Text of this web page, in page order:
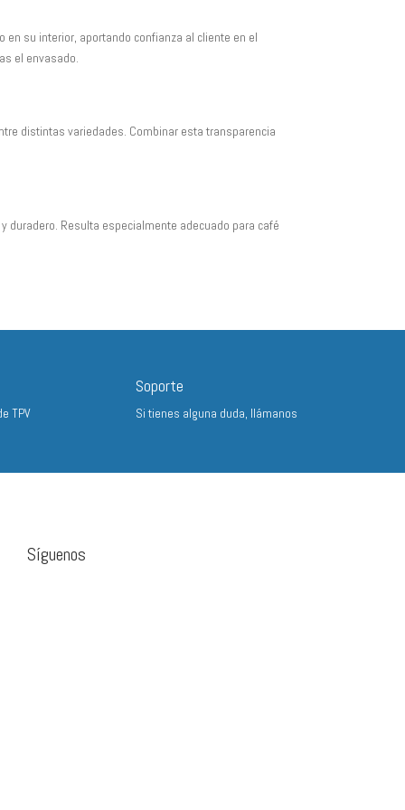
pueden
elegir
página
su interior, aportando confianza al cliente en el
el envasado.
distintas variedades. Combinar esta transparencia
duradero. Resulta especialmente adecuado para café
TPV
Soporte
Si tienes alguna duda, llámanos
Síguenos